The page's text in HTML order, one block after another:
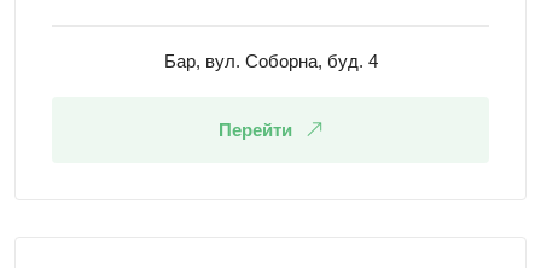
Бар, вул. Соборна, буд. 4
Перейти